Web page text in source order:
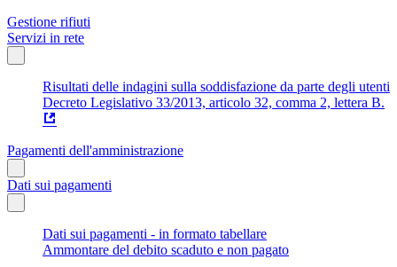
Gestione rifiuti
Servizi in rete
Risultati delle indagini sulla soddisfazione da parte degli utenti
Decreto Legislativo 33/2013, articolo 32, comma 2, lettera B.
Pagamenti dell'amministrazione
Dati sui pagamenti
Dati sui pagamenti - in formato tabellare
Ammontare del debito scaduto e non pagato